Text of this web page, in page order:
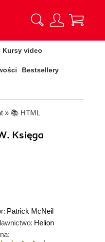
Kursy video
Bestsellery
» 📚 HTML
Księga
Patrick McNeil
Helion